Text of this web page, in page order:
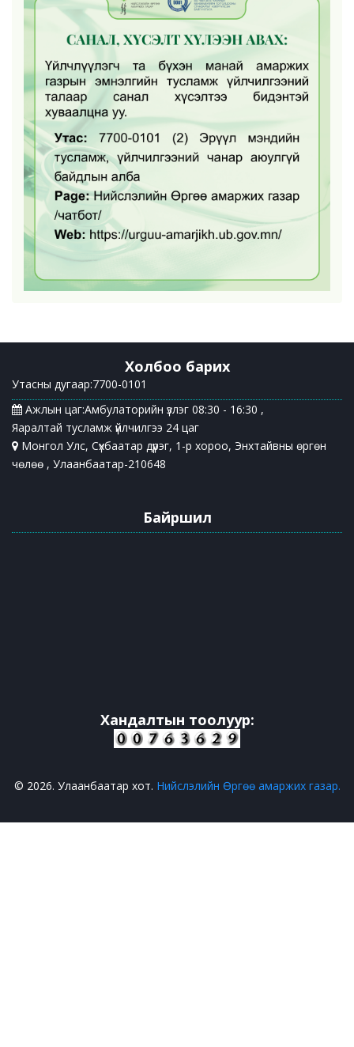
Холбоо барих
Утасны дугаар:7700-0101
Ажлын цаг:Амбулаторийн үзлэг 08:30 - 16:30 ,
Яаралтай тусламж үйлчилгээ 24 цаг
Монгол Улс, Сүхбаатар дүүрэг, 1-р хороо, Энхтайвны өргөн
чөлөө , Улаанбаатар-210648
Байршил
Хандалтын тоолуур:
© 2026. Улаанбаатар хот. Нийслэлийн Өргөө амаржих газар.